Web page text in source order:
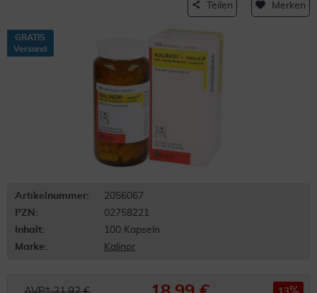
Teilen Merken
GRATIS
Versand
Artikelnummer:
2056067
PZN:
02758221
Inhalt:
100 Kapseln
Marke:
Kalinor